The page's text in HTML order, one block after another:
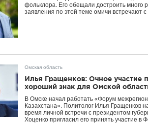
фольклора. Его обещали достроить много
заявления по этой теме омичи встречают
Омская область
Илья Гращенков: Очное участие
хороший знак для Омской
В Омске начал работать «Форум
Казахстана». Политолог Илья Гращенков
время личной встречи с президентом
Хоценко пригласил его принять участие в